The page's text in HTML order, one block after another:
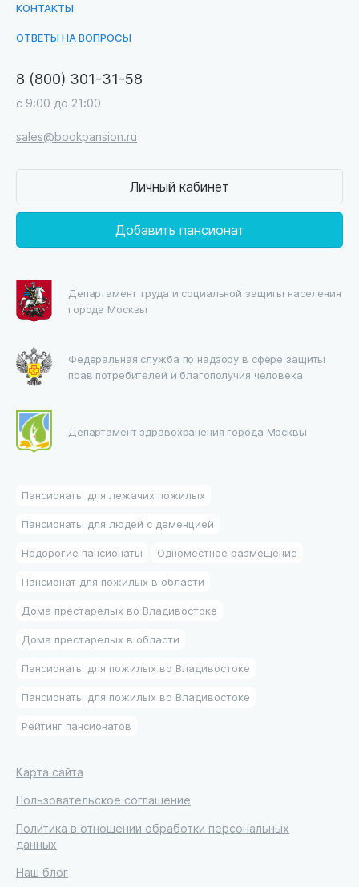
КОНТАКТЫ
ОТВЕТЫ НА ВОПРОСЫ
8 (800) 301-31-58
с 9:00 до 21:00
sales@bookpansion.ru
Личный кабинет
Добавить пансионат
Департамент труда и социальной защиты населения
города Москвы
Федеральная служба по надзору в сфере защиты
прав потребителей и благополучия человека
Департамент здравохранения города Москвы
Пансионаты для лежачих пожилых
Пансионаты для людей с деменцией
Недорогие пансионаты Одноместное размещение
Пансионат для пожилых в области
Дома престарелых во Владивостоке
Дома престарелых в области
Пансионаты для пожилых во Владивостоке
Пансионаты для пожилых во Владивостоке
Рейтинг пансионатов
Карта сайта
Пользовательское соглашение
Политика в отношении обработки персональных
данных
Наш блог